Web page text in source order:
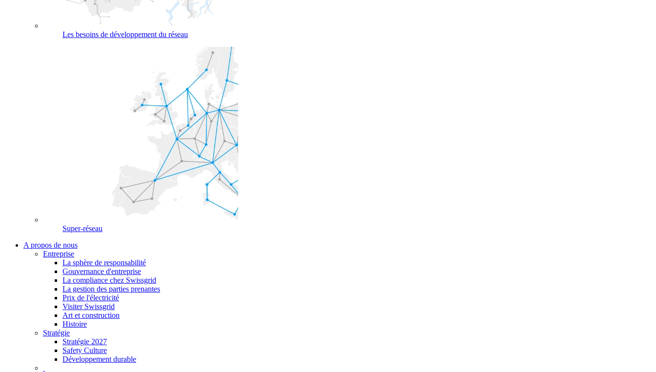
Les besoins de développement du réseau
Super-réseau
A propos de nous
Entreprise
La sphère de responsabilité
Gouvernance d'entreprise
La compliance chez Swissgrid
La gestion des parties prenantes
Prix de l'électricité
Visiter Swissgrid
Art et construction
Histoire
Stratégie
Stratégie 2027
Safety Culture
Développement durable